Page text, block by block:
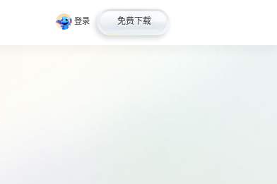
登录 免费下载